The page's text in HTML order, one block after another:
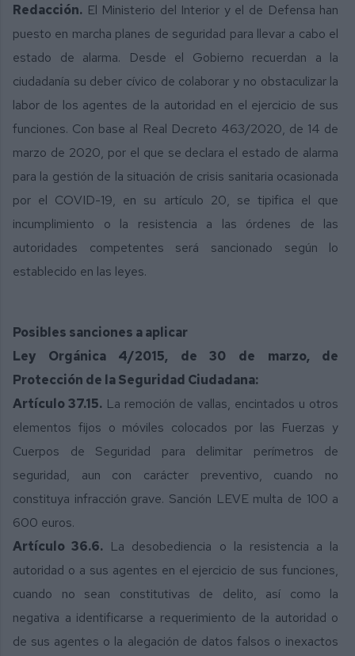
Redacción. El Ministerio del Interior y el de Defensa han
puesto en marcha planes de seguridad para llevar a cabo el
estado de alarma. Desde el Gobierno recuerdan a la
ciudadanía su deber cívico de colaborar y no obstaculizar la
labor de los agentes de la autoridad en el ejercicio de sus
funciones. Con base al Real Decreto 463/2020, de 14 de
marzo de 2020, por el que se declara el estado de alarma
para la gestión de la situación de crisis sanitaria ocasionada
por el COVID-19, en su artículo 20, se tipifica el que
incumplimiento o la resistencia a las órdenes de las
autoridades competentes será sancionado según lo
establecido en las leyes.
Posibles sanciones a aplicar
Ley Orgánica 4/2015, de 30 de marzo, de
Protección de la Seguridad Ciudadana:
Artículo 37.15. La remoción de vallas, encintados u otros
elementos fijos o móviles colocados por las Fuerzas y
Cuerpos de Seguridad para delimitar perímetros de
seguridad, aun con carácter preventivo, cuando no
constituya infracción grave. Sanción LEVE multa de 100 a
600 euros.
Artículo 36.6. La desobediencia o la resistencia a la
autoridad o a sus agentes en el ejercicio de sus funciones,
cuando no sean constitutivas de delito, así como la
negativa a identificarse a requerimiento de la autoridad o
de sus agentes o la alegación de datos falsos o inexactos